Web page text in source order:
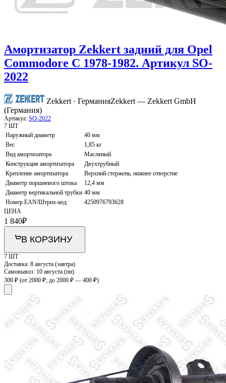
Амортизатор Zekkert задний для Opel
Commodore C 1978-1982. Артикул SO-
2022
Zekkert · ГерманияZekkert — Zekkert GmbH
(Германия)
Артикул: SO-2022
7 ШТ
Наружный диаметр
40 мм
Вес
1,85 кг
Вид амортизатора
Масляный
Конструкция амортизатора
Двухтрубный
Крепление амортизатора
Верхний стержень, нижнее отверстие
Диаметр поршневого штока
12,4 мм
Диаметр вертикальной трубки 40 мм
Номер EAN/Штрих-код
4250976793628
ЦЕНА
1 840₽
В КОРЗИНУ
7 ШТ
Доставка: 8 августа (завтра)
Самовывоз: 10 августа (пн)
300 ₽ (от 2000 ₽; до 2000 ₽ — 400 ₽)